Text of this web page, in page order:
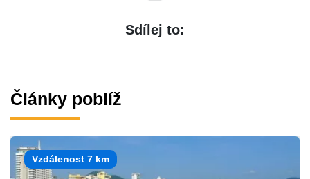
Sdílej to:
Články poblíž
Vzdálenost 7 km